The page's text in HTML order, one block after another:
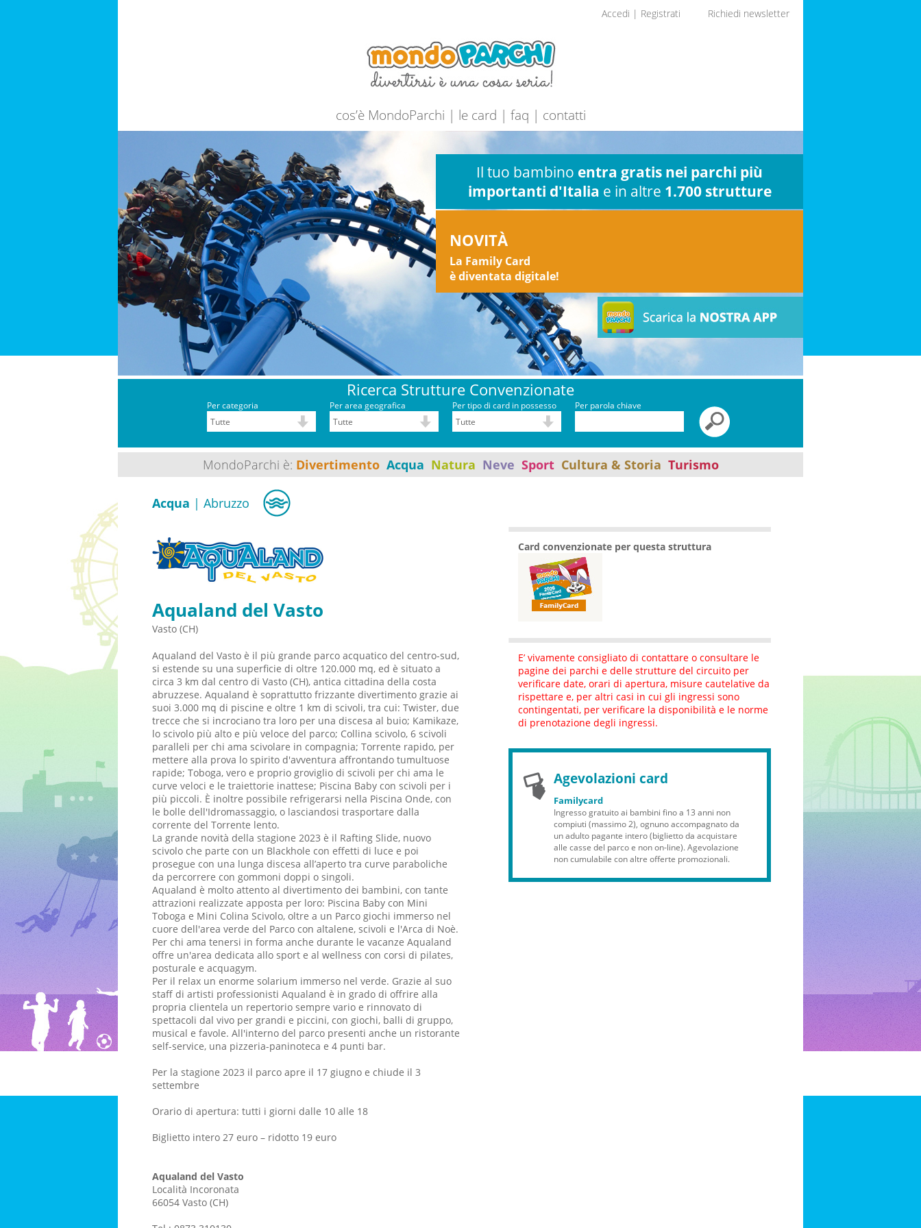
Accedi | Registrati Richiedi newsletter
cos’è MondoParchi | le card | faq | contatti
Il tuo bambino entra gratis nei parchi più
importanti d'Italia e in altre 1.700 strutture
NOVITÀ
La Family Card
è diventata digitale!
Ricerca Strutture Convenzionate
Per categoria Per area geografica Per tipo di card in possesso Per parola chiave
MondoParchi è: Divertimento Acqua Natura Neve Sport Cultura & Storia Turismo
Acqua | Abruzzo
Aqualand del Vasto
Vasto (CH)
Aqualand del Vasto è il più grande parco acquatico del centro-sud,
si estende su una superficie di oltre 120.000 mq, ed è situato a
circa 3 km dal centro di Vasto (CH), antica cittadina della costa
abruzzese. Aqualand è soprattutto frizzante divertimento grazie ai
suoi 3.000 mq di piscine e oltre 1 km di scivoli, tra cui: Twister, due
trecce che si incrociano tra loro per una discesa al buio; Kamikaze,
lo scivolo più alto e più veloce del parco; Collina scivolo, 6 scivoli
paralleli per chi ama scivolare in compagnia; Torrente rapido, per
mettere alla prova lo spirito d'avventura affrontando tumultuose
rapide; Toboga, vero e proprio groviglio di scivoli per chi ama le
curve veloci e le traiettorie inattese; Piscina Baby con scivoli per i
più piccoli. È inoltre possibile refrigerarsi nella Piscina Onde, con
le bolle dell'Idromassaggio, o lasciandosi trasportare dalla
corrente del Torrente lento.
La grande novità della stagione 2023 è il Rafting Slide, nuovo
scivolo che parte con un Blackhole con effetti di luce e poi
prosegue con una lunga discesa all’aperto tra curve paraboliche
da percorrere con gommoni doppi o singoli.
Aqualand è molto attento al divertimento dei bambini, con tante
attrazioni realizzate apposta per loro: Piscina Baby con Mini
Toboga e Mini Colina Scivolo, oltre a un Parco giochi immerso nel
cuore dell'area verde del Parco con altalene, scivoli e l'Arca di Noè.
Per chi ama tenersi in forma anche durante le vacanze Aqualand
offre un'area dedicata allo sport e al wellness con corsi di pilates,
posturale e acquagym.
Per il relax un enorme solarium immerso nel verde. Grazie al suo
staff di artisti professionisti Aqualand è in grado di offrire alla
propria clientela un repertorio sempre vario e rinnovato di
spettacoli dal vivo per grandi e piccini, con giochi, balli di gruppo,
musical e favole. All'interno del parco presenti anche un ristorante
self-service, una pizzeria-paninoteca e 4 punti bar.
Per la stagione 2023 il parco apre il 17 giugno e chiude il 3
settembre
Orario di apertura: tutti i giorni dalle 10 alle 18
Biglietto intero 27 euro – ridotto 19 euro
Aqualand del Vasto
Località Incoronata
66054 Vasto (CH)
Card convenzionate per questa struttura
E’ vivamente consigliato di contattare o consultare le
pagine dei parchi e delle strutture del circuito per
verificare date, orari di apertura, misure cautelative da
rispettare e, per altri casi in cui gli ingressi sono
contingentati, per verificare la disponibilità e le norme
di prenotazione degli ingressi.
Agevolazioni card
Familycard
Ingresso gratuito ai bambini fino a 13 anni non
compiuti (massimo 2), ognuno accompagnato da
un adulto pagante intero (biglietto da acquistare
alle casse del parco e non on-line). Agevolazione
non cumulabile con altre offerte promozionali.